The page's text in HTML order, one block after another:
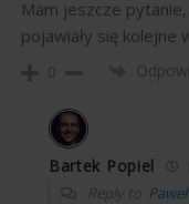
Mam jeszcze
pojawiały się kolejne
0
Bartek Popiel
Reply to